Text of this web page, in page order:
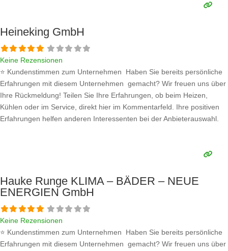
Heineking GmbH
Keine Rezensionen
⭐ Kundenstimmen zum Unternehmen Haben Sie bereits persönliche
Erfahrungen mit diesem Unternehmen gemacht? Wir freuen uns über
Ihre Rückmeldung! Teilen Sie Ihre Erfahrungen, ob beim Heizen,
Kühlen oder im Service, direkt hier im Kommentarfeld. Ihre positiven
Erfahrungen helfen anderen Interessenten bei der Anbieterauswahl.
Hauke Runge KLIMA – BÄDER – NEUE
ENERGIEN GmbH
Keine Rezensionen
⭐ Kundenstimmen zum Unternehmen Haben Sie bereits persönliche
Erfahrungen mit diesem Unternehmen gemacht? Wir freuen uns über